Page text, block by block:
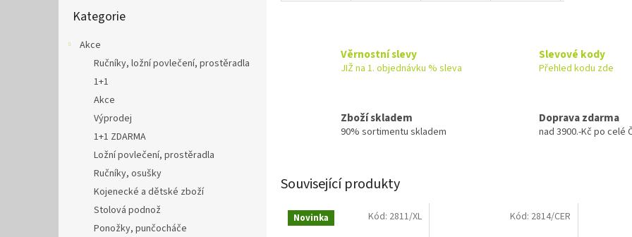
kategorie
Kategorie
Akce
Ručníky, ložní povlečení, prostěradla
1+1
Akce
Výprodej
1+1 ZDARMA
Ložní povlečení, prostěradla
Ručníky, osušky
Kojenecké a dětské zboží
Stolová podnož
Ponožky, punčocháče
Věrnostní slevy
JIŽ na 1. objednávku % sleva
Slevové kody
Přehled kodu zde
Zboží skladem
90% sortimentu skladem
Doprava zdarma
nad 3900.-Kč po celé
Související produkty
Novinka Kód: 2811/XL Kód: 2814/CER